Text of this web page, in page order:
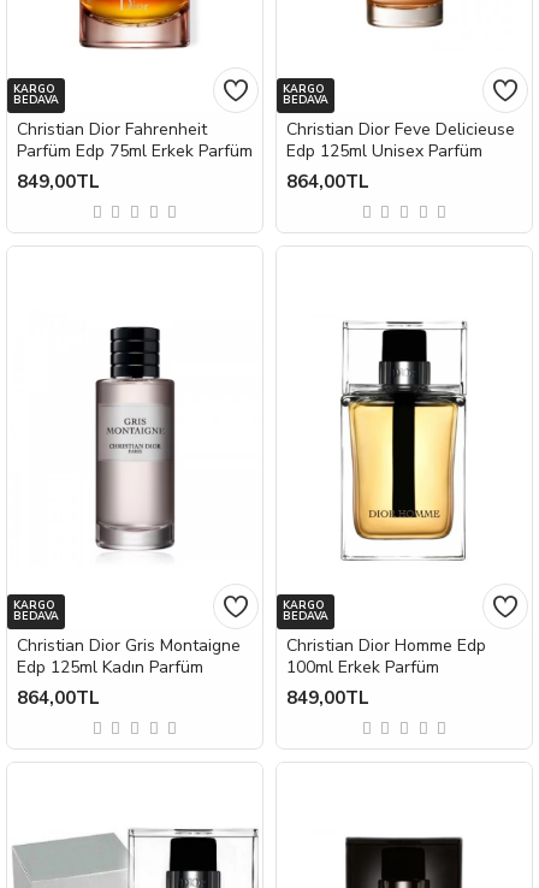
KARGO
BEDAVA
Christian Dior Fahrenheit
Parfüm Edp 75ml Erkek Parfüm
849,00TL
KARGO
BEDAVA
Christian Dior Feve Delicieuse
Edp 125ml Unisex Parfüm
864,00TL
KARGO
BEDAVA
Christian Dior Gris Montaigne
Edp 125ml Kadın Parfüm
864,00TL
KARGO
BEDAVA
Christian Dior Homme Edp
100ml Erkek Parfüm
849,00TL